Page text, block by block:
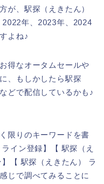
が、駅探（えきたん）
年、2023年、2024
よね♪
得なオータムセールや
、もしかしたら駅探
どで配信しているかも♪
限りのキーワードを書
イン登録】【 駅探（え
【 駅探（えきたん） ラ
じで調べてみることに